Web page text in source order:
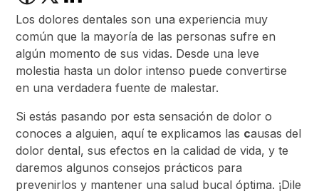
Los dolores dentales son una experiencia muy
común que la mayoría de las personas sufre en
algún momento de sus vidas. Desde una leve
molestia hasta un dolor intenso puede convertirse
en una verdadera fuente de malestar.
Si estás pasando por esta sensación de dolor o
conoces a alguien, aquí te explicamos las causas del
dolor dental, sus efectos en la calidad de vida, y te
daremos algunos consejos prácticos para
prevenirlos y mantener una salud bucal óptima. ¡Dile